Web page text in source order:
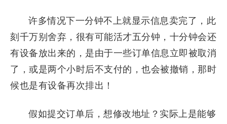
许多情况下一分钟不上就显示信息卖完了，此
刻千万别舍弃，很有可能活才五分钟，十分钟会还
有设备放出来的，是由于一些订单信息立即被取消
了，或是两个小时后不支付的，也会被撤销，那时
候也是有设备再次排出！
假如提交订单后，想修改地址？实际上是能够